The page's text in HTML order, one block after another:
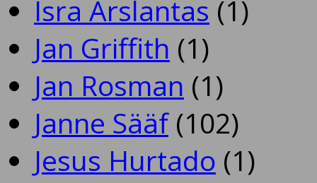
Isra Arslantas (1)
Jan Griffith (1)
Jan Rosman (1)
Janne Sääf(102)
Jesus Hurtado (1)